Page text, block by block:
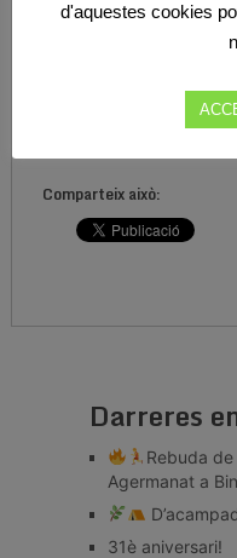
gener a les 11h
Binitrui al 2012,
Comparteix això:
Darreres
Rebuda
Agermanat a
31è aniversari!
d'aquestes cookies